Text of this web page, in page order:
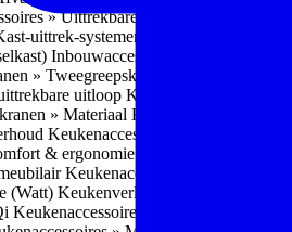
» Uittrekbare ladesystemen
uittrek-systemen
Inbouwaccessoires » Onderhoud
» Tweegreepskraan
uitloop Keukenkranen »
» Materiaal Keukenkranen » Pvd
Keukenaccessoires »
& ergonomie
Keukenaccessoires »
(Watt) Keukenverlichting » Leddriver
Keukenaccessoires » Losse